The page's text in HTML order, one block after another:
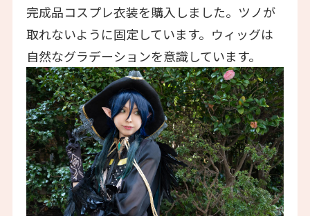
完成品コスプレ衣装を購入しました。ツノが
取れないように固定しています。ウィッグは
自然なグラデーションを意識しています。